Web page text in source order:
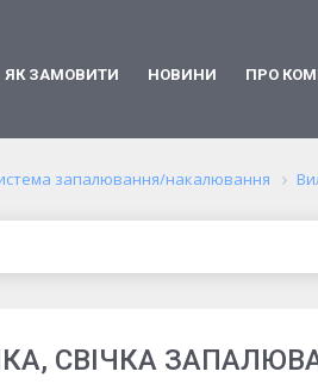
ЯК ЗАМОВИТИ НОВИНИ ПРО
запалювання/накалювання
СВІЧКА